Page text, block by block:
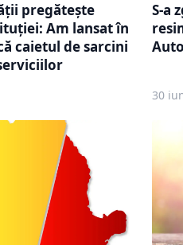
pregătește
Am lansat în
caietul de sarcini
S-a
30